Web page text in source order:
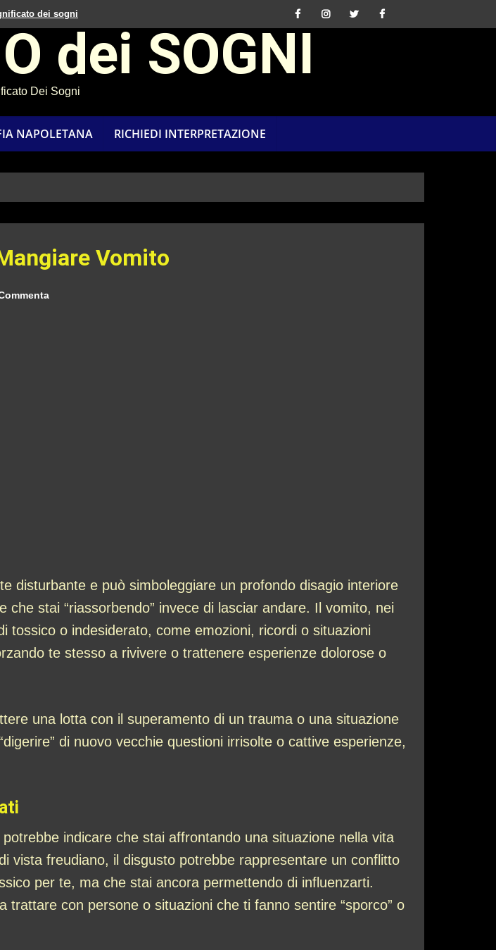
dei sogni
dei SOGNI
Dei Sogni
NAPOLETANA RICHIEDI INTERPRETAZIONE
Vomito
disturbante e può simboleggiare un profondo disagio interiore
stai “riassorbendo” invece di lasciar andare. Il vomito, nei
tossico o indesiderato, come emozioni, ricordi o situazioni
te stesso a rivivere o trattenere esperienze dolorose o
una lotta con il superamento di un trauma o una situazione
di nuovo vecchie questioni irrisolte o cattive esperienze,
indicare che stai affrontando una situazione nella vita
vista freudiano, il disgusto potrebbe rappresentare un conflitto
per te, ma che stai ancora permettendo di influenzarti.
con persone o situazioni che ti fanno sentire “sporco” o